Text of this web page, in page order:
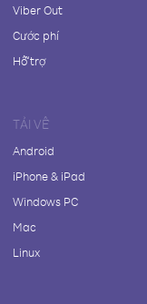
Viber Out
Cước phí
Hỗ trợ
TẢI VỀ
Android
iPhone & iPad
Windows PC
Mac
Linux